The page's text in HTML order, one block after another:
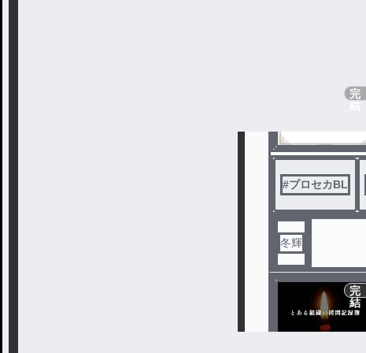
完
#プロセカBL
冬輝
完
結